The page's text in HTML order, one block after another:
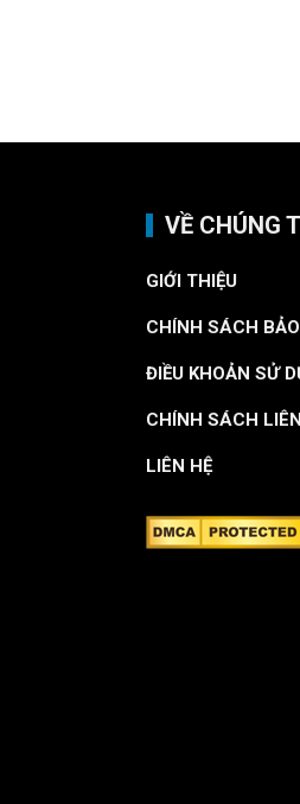
VỀ CHÚNG
GIỚI THIỆU
CHÍNH SÁCH
ĐIỀU KHOẢN SỬ
CHÍNH SÁCH
LIÊN HỆ